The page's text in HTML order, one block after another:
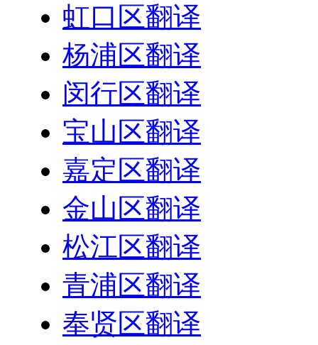
虹口区翻译
杨浦区翻译
闵行区翻译
宝山区翻译
嘉定区翻译
金山区翻译
松江区翻译
青浦区翻译
奉贤区翻译